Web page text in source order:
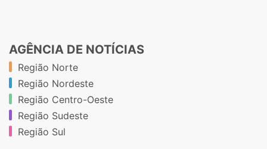
AGÊNCIA DE NOTÍCIAS
Região Norte
Região Nordeste
Região Centro-Oeste
Região Sudeste
Região Sul